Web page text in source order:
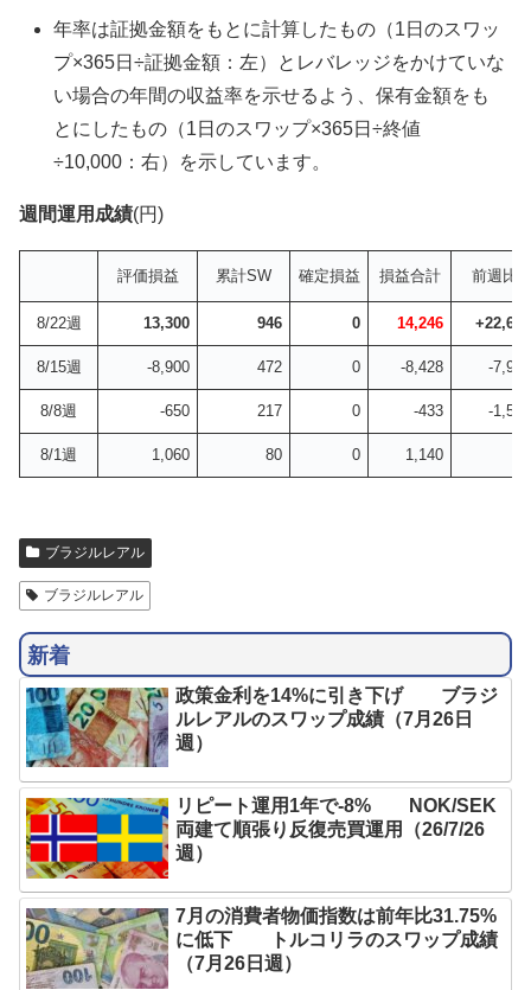
年率は証拠金額をもとに計算したもの（1日のスワッ
プ×365日÷証拠金額：左）とレバレッジをかけていな
い場合の年間の収益率を示せるよう、保有金額をも
とにしたもの（1日のスワップ×365日÷終値
÷10,000：右）を示しています。
週間運用成績(円)
評価損益 累計SW 確定損益 損益合計 前週比
8/22週 13,300 946 0 14,246 +22,674
8/15週 -8,900 472 0 -8,428 -7,995
8/8週 -650 217 0 -433 -1,573
8/1週 1,060 80 0 1,140
ブラジルレアル
ブラジルレアル
新着
政策金利を14%に引き下げ ブラジ
ルレアルのスワップ成績（7月26日
週）
リピート運用1年で-8% NOK/SEK
両建て順張り反復売買運用（26/7/26
週）
7月の消費者物価指数は前年比31.75%
に低下 トルコリラのスワップ成績
（7月26日週）